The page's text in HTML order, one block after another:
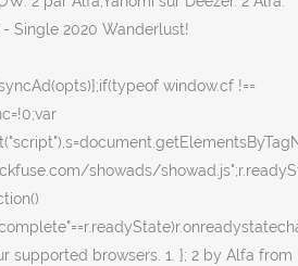
- Single 2020 Wanderlust!
window.cf !==
showads/
supported browsers. 1. }; 2 by Alfa from